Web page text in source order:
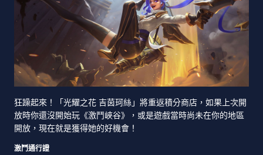
狂躁起來！「光耀之花 吉茵珂絲」將重返積分商店，如果上次開
放時你還沒開始玩《激鬥峽谷》，或是遊戲當時尚未在你的地區
開放，現在就是獲得她的好機會！
激鬥通行證